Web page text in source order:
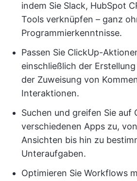
indem Sie Slack, HubSpot
Tools verknüpfen – ganz
Programmierkenntnisse.
Passen Sie ClickUp-
einschließlich der
der Zuweisung von
Interaktionen.
Suchen und greifen Sie auf
verschiedenen Apps zu,
Ansichten bis hin zu
Unteraufgaben.
Optimieren Sie Workflows